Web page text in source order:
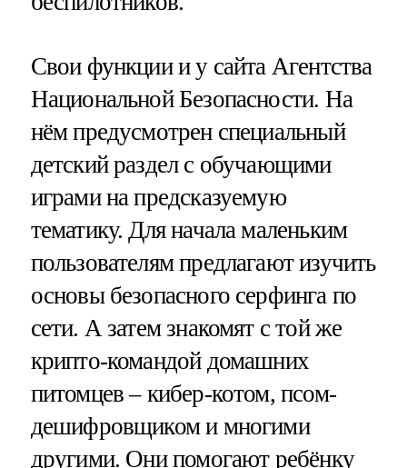
Свои функции и у сайта Агентства
Национальной Безопасности. На
нём предусмотрен специальный
детский раздел с обучающими
играми на предсказуемую
тематику. Для начала маленьким
пользователям предлагают изучить
основы безопасного серфинга по
сети. А затем знакомят с той же
крипто-командой домашних
питомцев – кибер-котом, псом-
дешифровщиком и многими
другими. Они помогают ребёнку